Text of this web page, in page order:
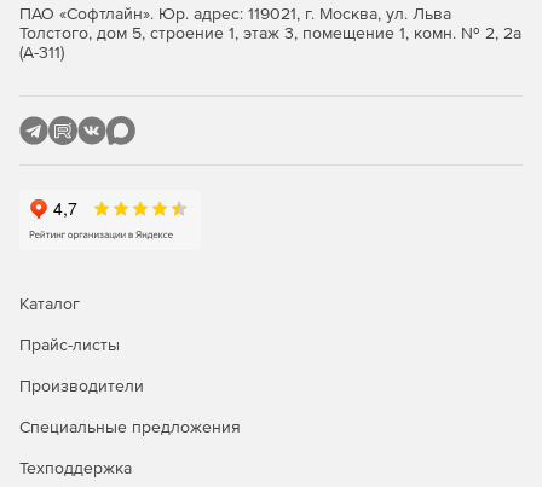
CRM хранит максимально подробную информацию о
сделке, что существенно помогает ускорить ввод нового
менеджера в работу.
Store по доступной цене.
ПАО «Софтлайн». Юр. адрес: 119021, г. Москва, ул. Льва
Толстого, дом 5, строение 1, этаж 3, помещение 1, комн. № 2, 2а
(А-311)
Каталог
Прайс-листы
Производители
Специальные предложения
Техподдержка